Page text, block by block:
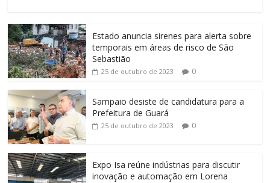
Estado anuncia sirenes para alerta sobre
temporais em áreas de risco de São
Sebastião
25 de outubro de 2023 0
Sampaio desiste de candidatura para a
Prefeitura de Guará
25 de outubro de 2023 0
Expo Isa reúne indústrias para discutir
inovação e automação em Lorena